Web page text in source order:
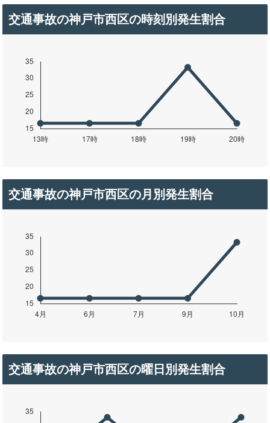
交通事故の神戸市西区の時刻別発生割合
交通事故の神戸市西区の月別発生割合
交通事故の神戸市西区の曜日別発生割合